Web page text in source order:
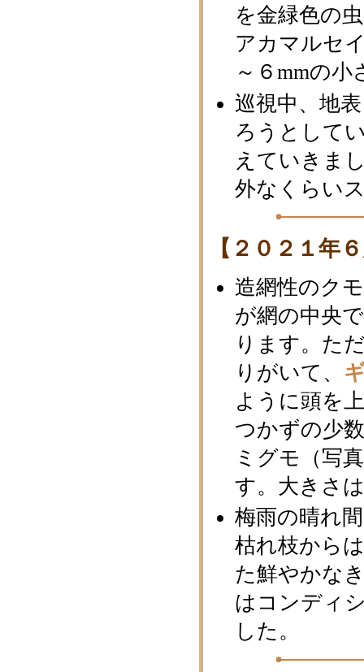
を金緑色の
アカマルセ
～６mmの
巡視中、地
ろうとして
えていきま
外なくらい
【２０２１年
造網性のク
が網の中央
ります。た
りがいて、
ように頭を
つかずの少
ミグモ（写
す。大きさ
梅雨の晴れ
枯れ枝から
た鮮やかな
はコンディ
した。